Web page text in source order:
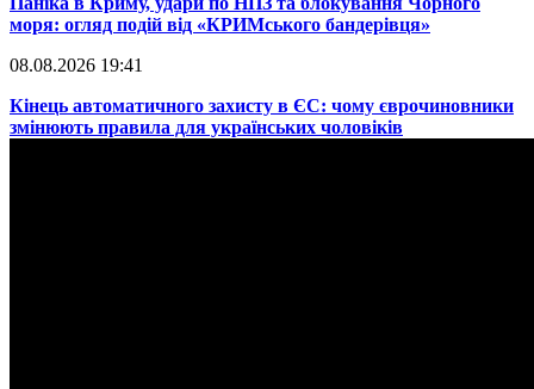
моря: огляд подій від «КРИМського бандерівця»
08.08.2026 19:41
​Кінець автоматичного захисту в ЄС: чому єврочиновники
змінюють правила для українських чоловіків